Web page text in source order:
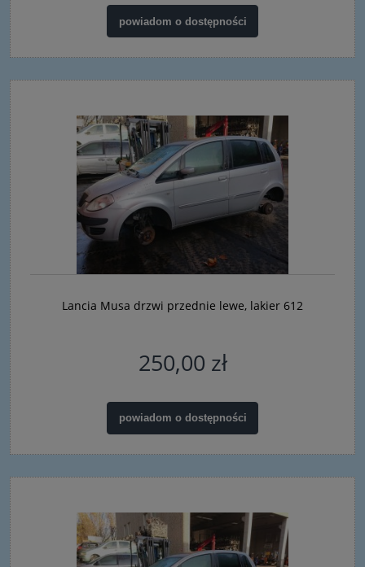
powiadom o dostępności
Lancia Musa drzwi przednie lewe, lakier 612
250,00 zł
powiadom o dostępności